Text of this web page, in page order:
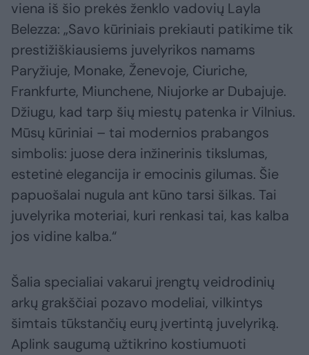
viena iš šio prekės ženklo vadovių Layla
Belezza: „Savo kūriniais prekiauti patikime tik
prestižiškiausiems juvelyrikos namams
Paryžiuje, Monake, Ženevoje, Ciuriche,
Frankfurte, Miunchene, Niujorke ar Dubajuje.
Džiugu, kad tarp šių miestų patenka ir Vilnius.
Mūsų kūriniai – tai modernios prabangos
simbolis: juose dera inžinerinis tikslumas,
estetinė elegancija ir emocinis gilumas. Šie
papuošalai nugula ant kūno tarsi šilkas. Tai
juvelyrika moteriai, kuri renkasi tai, kas kalba
jos vidine kalba.“
Šalia specialiai vakarui įrengtų veidrodinių
arkų grakščiai pozavo modeliai, vilkintys
šimtais tūkstančių eurų įvertintą juvelyriką.
Aplink saugumą užtikrino kostiumuoti